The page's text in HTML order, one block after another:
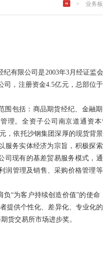
> 业务
纪有限公司是2003年3月经证监会
司，注册资金4.5亿元，总部位
围包括：商品期货经纪、金融
理。全资子公司南京道通资
，依托沙钢集团深厚的现货背
服务实体经济为宗旨，积极探
司现有的基差贸易服务模式，
润管理及销售、采购价格管理
“为客户持续创造价值”的使命
提供个性化、差异化、专业化
货交易所市场进步奖。